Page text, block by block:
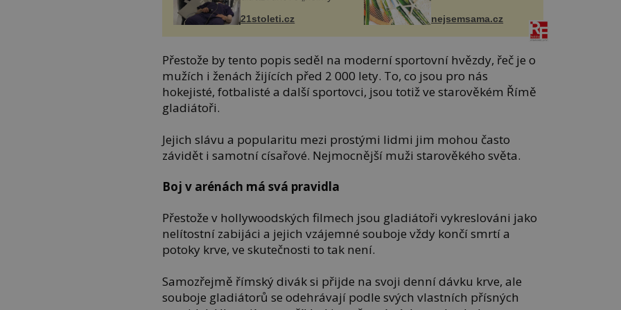
21stoleti.cz nejsemsama.cz
Přestože by tento popis seděl na moderní sportovní hvězdy, řeč je o
mužích i ženách žijících před 2 000 lety. To, co jsou pro nás
hokejisté, fotbalisté a další sportovci, jsou totiž ve starověkém Římě
gladiátoři.
Jejich slávu a popularitu mezi prostými lidmi jim mohou často
závidět i samotní císařové. Nejmocnější muži starověkého světa.
Boj v arénách má svá pravidla
Přestože v hollywoodských filmech jsou gladiátoři vykreslováni jako
nelítostní zabijáci a jejich vzájemné souboje vždy končí smrtí a
potoky krve, ve skutečnosti to tak není.
Samozřejmě římský divák si přijde na svoji denní dávku krve, ale
souboje gladiátorů se odehrávají podle svých vlastních přísných